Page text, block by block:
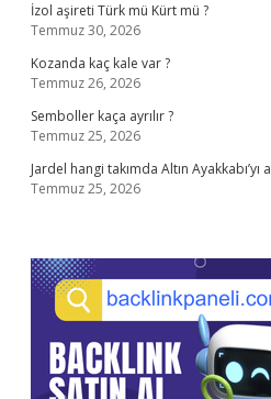
İzol aşireti Türk mü Kürt mü ?
Temmuz 30, 2026
Kozanda kaç kale var ?
Temmuz 26, 2026
Semboller kaça ayrılır ?
Temmuz 25, 2026
Jardel hangi takımda Altın Ayakkabı’yı
Temmuz 25, 2026